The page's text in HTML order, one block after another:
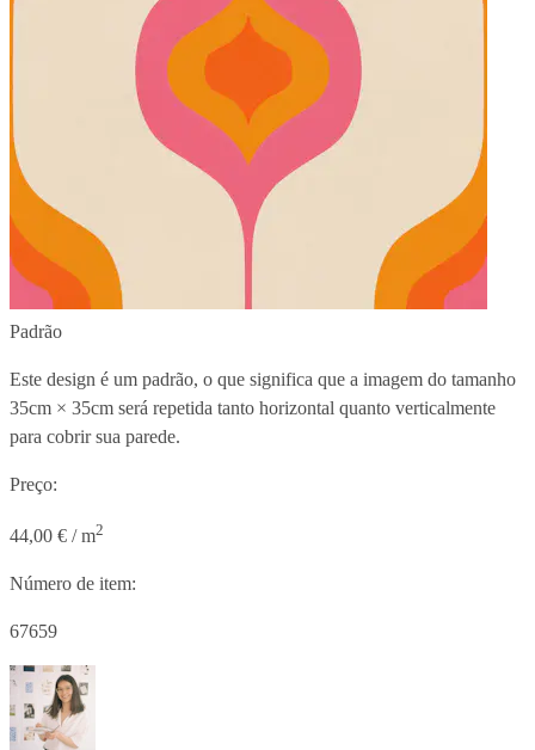
Padrão
Este design é um padrão, o que significa que a imagem do tamanho
35cm × 35cm será repetida tanto horizontal quanto verticalmente
para cobrir sua parede.
Preço:
44,00 € / m2
Número de item:
67659